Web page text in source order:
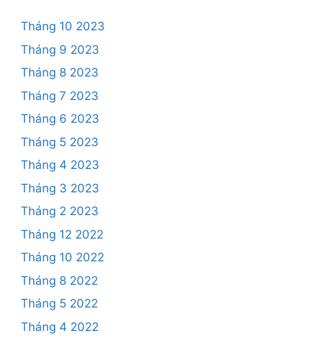
Tháng 10 2023
Tháng 9 2023
Tháng 8 2023
Tháng 7 2023
Tháng 6 2023
Tháng 5 2023
Tháng 4 2023
Tháng 3 2023
Tháng 2 2023
Tháng 12 2022
Tháng 10 2022
Tháng 8 2022
Tháng 5 2022
Tháng 4 2022